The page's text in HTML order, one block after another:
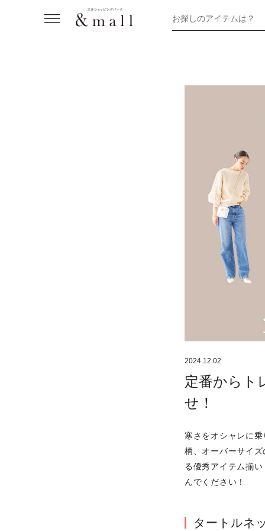
お探しのアイテムは？
2024.12.02
定番からト
せ！
寒さをオシャレに
柄、オーバーサイ
る優秀アイテム揃
んでください！
タートルネ